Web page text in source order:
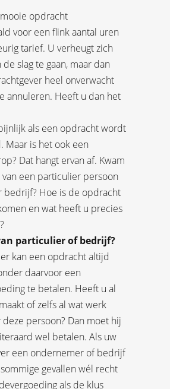
opdracht
voor een flink aantal uren
tarief. U verheugt zich
slag te gaan, maar dan
heel onverwacht
annuleren. Heeft u dan het
als een opdracht wordt
Maar is het ook een
Dat hangt ervan af. Kwam
een particulier persoon
bedrijf? Hoe is de opdracht
en wat heeft u precies
particulier of bedrijf?
kan een opdracht altijd
daarvoor een
te betalen. Heeft u al
of zelfs al wat werk
persoon? Dan moet hij
wel betalen. Als uw
een ondernemer of bedrijf
gevallen wél recht
als de klus